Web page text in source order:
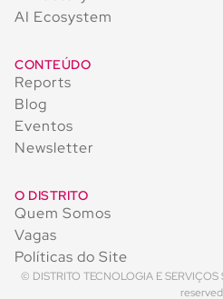
AI Ecosystem
CONTEÚDO
Reports
Blog
Eventos
Newsletter
O DISTRITO
Quem Somos
Vagas
Políticas do Site
© DISTRITO TECNOLOGIA E